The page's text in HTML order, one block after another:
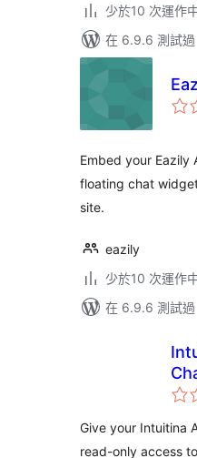
少於10 次運作
在 6.9.6 測試過
Embed your Eazily
floating chat
site.
eazily
少於10 次運作
在 6.9.6 測試過
Give your Intuitina
read-only access